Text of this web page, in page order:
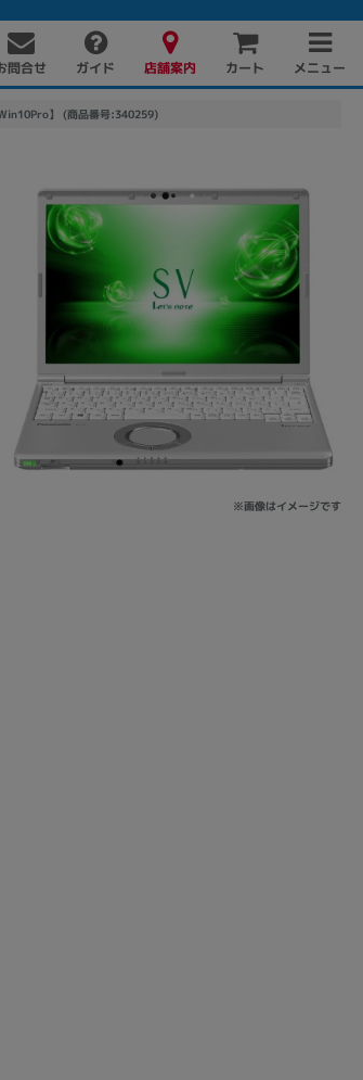
問合せ ガイド 店舗案内 カート メニュー
】 (商品番号:340259)
※画像はイメージです